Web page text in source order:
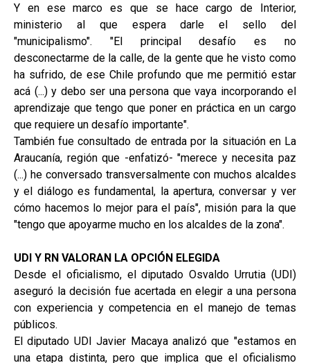
Y en ese marco es que se hace cargo de Interior,
ministerio al que espera darle el sello del
"municipalismo". "El principal desafío es no
desconectarme de la calle, de la gente que he visto como
ha sufrido, de ese Chile profundo que me permitió estar
acá (...) y debo ser una persona que vaya incorporando el
aprendizaje que tengo que poner en práctica en un cargo
que requiere un desafío importante".
También fue consultado de entrada por la situación en La
Araucanía, región que -enfatizó- "merece y necesita paz
(...) he conversado transversalmente con muchos alcaldes
y el diálogo es fundamental, la apertura, conversar y ver
cómo hacemos lo mejor para el país", misión para la que
"tengo que apoyarme mucho en los alcaldes de la zona".
UDI Y RN VALORAN LA OPCIÓN ELEGIDA
Desde el oficialismo, el diputado Osvaldo Urrutia (UDI)
aseguró la decisión fue acertada en elegir a una persona
con experiencia y competencia en el manejo de temas
públicos.
El diputado UDI Javier Macaya analizó que "estamos en
una etapa distinta, pero que implica que el oficialismo